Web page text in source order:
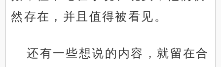
然存在，并且值得被看见。
还有一些想说的内容，就留在合